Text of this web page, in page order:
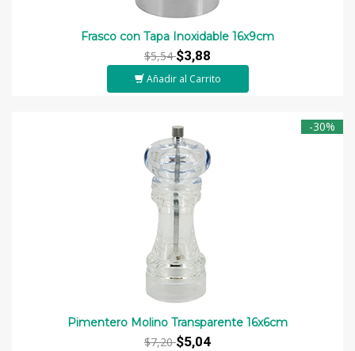
Frasco con Tapa Inoxidable 16x9cm
$5,54$3,88
Añadir al Carrito
-30%
Pimentero Molino Transparente 16x6cm
$7,20$5,04